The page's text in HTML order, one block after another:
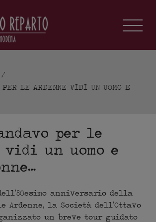
PER LE ARDENNE VIDI UN UOMO E
per le
vidi un uomo e
anniversario della
la Società dell’Ottavo
un breve tour guidato